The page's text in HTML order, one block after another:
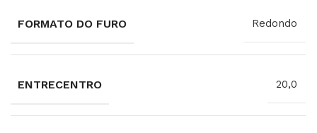
FORMATO DO FURO Redondo
ENTRECENTRO 20,0